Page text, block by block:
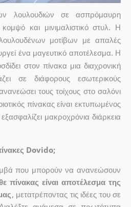
λουλουδιών σε ασπρόμαυρη
και μινιμαλιστικό στυλ. Η
μοτίβων με απαλές
ένα μαγευτικό αποτέλεσμα. Η
στον πίνακα μια διαχρονική
σε διάφορους εσωτερικούς
τους τοίχους στο σαλόνι
πίνακας είναι εκτυπωμένος
μακροχρόνια διάρκεια
Dovido;
που μπορούν να ανανεώσουν
πίνακας είναι αποτέλεσμα της
, μετατρέποντας τις ιδέες του σε